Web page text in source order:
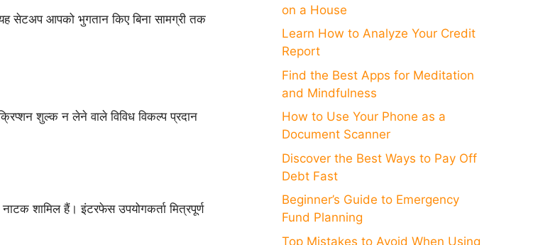
यह सेटअप आपको भुगतान किए बिना सामग्री तक
शुल्क न लेने वाले विविध विकल्प प्रदान
शामिल हैं। इंटरफेस उपयोगकर्ता मित्रपूर्ण
on a House
Learn How to Analyze Your Credit
Report
Find the Best Apps for Meditation
and Mindfulness
How to Use Your Phone as a
Document Scanner
Discover the Best Ways to Pay Off
Debt Fast
Beginner’s Guide to Emergency
Fund Planning
Top Mistakes to Avoid When Using